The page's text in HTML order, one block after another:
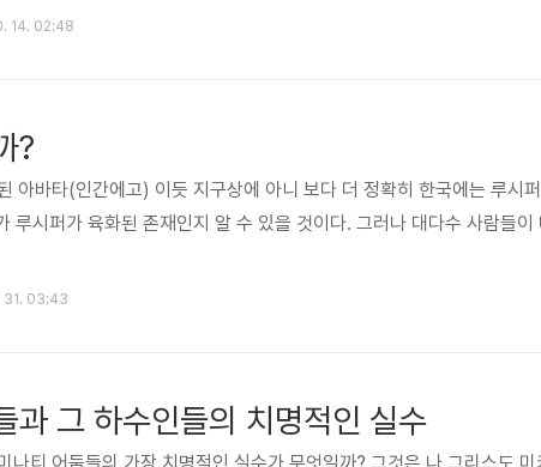
14. 02:48
?
아바타(인간에고) 이듯 지구상에 아니 보다 더 정확히 한국에는 루시
루시퍼가 육화된 존재인지 알 수 있을 것이다. 그러나 대다수 사람들
31. 03:43
과 그 하수인들의 치명적인 실수